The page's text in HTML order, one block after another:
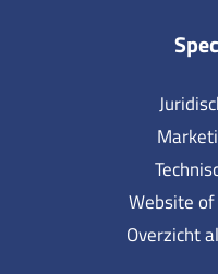
Website
Overzicht